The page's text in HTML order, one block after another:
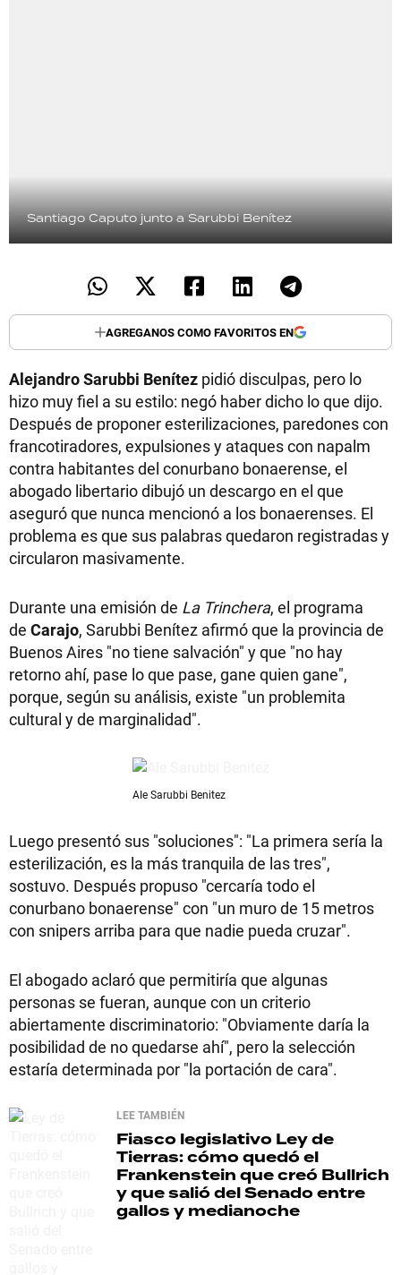
Santiago Caputo junto a Sarubbi Benítez
AGREGANOS COMO FAVORITOS EN
Alejandro Sarubbi Benítez pidió disculpas, pero lo
hizo muy fiel a su estilo: negó haber dicho lo que dijo.
Después de proponer esterilizaciones, paredones con
francotiradores, expulsiones y ataques con napalm
contra habitantes del conurbano bonaerense, el
abogado libertario dibujó un descargo en el que
aseguró que nunca mencionó a los bonaerenses. El
problema es que sus palabras quedaron registradas y
circularon masivamente.
Durante una emisión de La Trinchera, el programa
de Carajo, Sarubbi Benítez afirmó que la provincia de
Buenos Aires "no tiene salvación" y que "no hay
retorno ahí, pase lo que pase, gane quien gane",
porque, según su análisis, existe "un problemita
cultural y de marginalidad".
AIe Sarubbi Benitez
Luego presentó sus "soluciones": "La primera sería la
esterilización, es la más tranquila de las tres",
sostuvo. Después propuso "cercaría todo el
conurbano bonaerense" con "un muro de 15 metros
con snipers arriba para que nadie pueda cruzar".
El abogado aclaró que permitiría que algunas
personas se fueran, aunque con un criterio
abiertamente discriminatorio: "Obviamente daría la
posibilidad de no quedarse ahí", pero la selección
estaría determinada por "la portación de cara".
LEE TAMBIÉN
Fiasco legislativo Ley de
Tierras: cómo quedó el
Frankenstein que creó Bullrich
y que salió del Senado entre
gallos y medianoche